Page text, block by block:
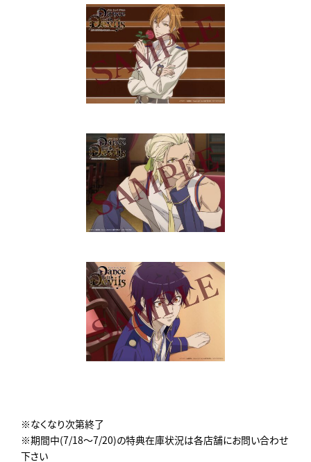
※なくなり次第終了
※期間中(7/18～7/20)の特典在庫状況は各店舗にお問い合わせ
下さい